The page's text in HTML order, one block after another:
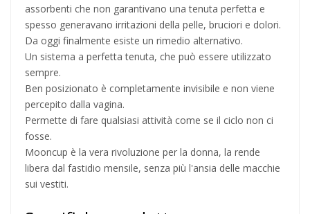
assorbenti che non garantivano una tenuta perfetta e
spesso generavano irritazioni della pelle, bruciori e dolori.
Da oggi finalmente esiste un rimedio alternativo.
Un sistema a perfetta tenuta, che può essere utilizzato
sempre.
Ben posizionato è completamente invisibile e non viene
percepito dalla vagina.
Permette di fare qualsiasi attività come se il ciclo non ci
fosse.
Mooncup è la vera rivoluzione per la donna, la rende
libera dal fastidio mensile, senza più l'ansia delle macchie
sui vestiti.